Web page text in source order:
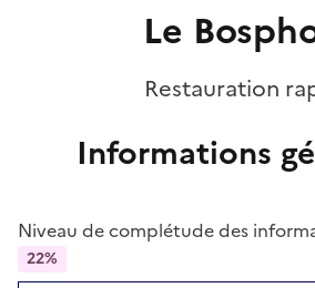
Le
Restauration
Informations
Niveau de complétude des
22%